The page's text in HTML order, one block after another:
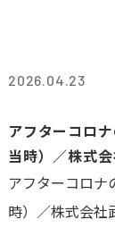
2026.04.23
アフターコロ
当時）／株式
アフターコロナ
時）／株式会